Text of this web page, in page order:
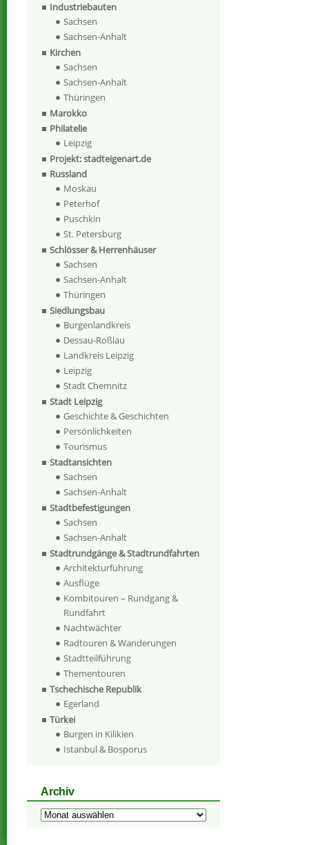
Industriebauten
Sachsen
Sachsen-Anhalt
Kirchen
Sachsen
Sachsen-Anhalt
Thüringen
Marokko
Philatelie
Leipzig
Projekt: stadteigenart.de
Russland
Moskau
Peterhof
Puschkin
St. Petersburg
Schlösser & Herrenhäuser
Sachsen
Sachsen-Anhalt
Thüringen
Siedlungsbau
Burgenlandkreis
Dessau-Roßlau
Landkreis Leipzig
Leipzig
Stadt Chemnitz
Stadt Leipzig
Geschichte & Geschichten
Persönlichkeiten
Tourismus
Stadtansichten
Sachsen
Sachsen-Anhalt
Stadtbefestigungen
Sachsen
Sachsen-Anhalt
Stadtrundgänge & Stadtrundfahrten
Architekturführung
Ausflüge
Kombitouren – Rundgang &
Rundfahrt
Nachtwächter
Radtouren & Wanderungen
Stadtteilführung
Thementouren
Tschechische Republik
Egerland
Türkei
Burgen in Kilikien
Istanbul & Bosporus
Archiv
Archiv